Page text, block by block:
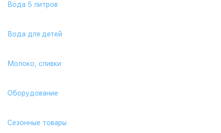
Вода 5 литров
Вода для детей
Молоко, сливки
Оборудование
Сезонные товары